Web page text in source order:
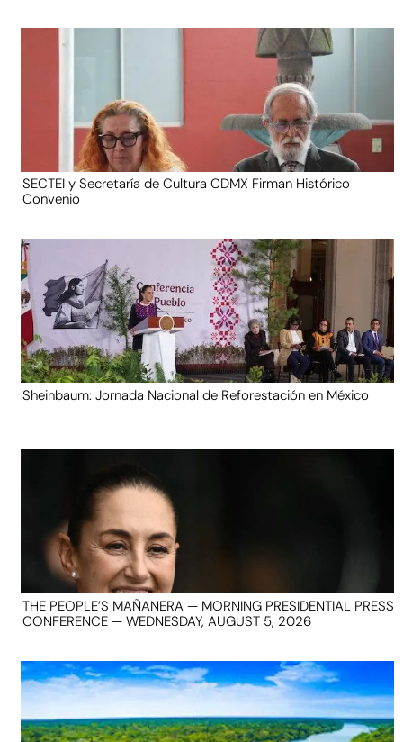
SECTEI y Secretaría de Cultura CDMX Firman Histórico
Convenio
Sheinbaum: Jornada Nacional de Reforestación en México
THE PEOPLE’S MAÑANERA — MORNING PRESIDENTIAL PRESS
CONFERENCE — WEDNESDAY, AUGUST 5, 2026